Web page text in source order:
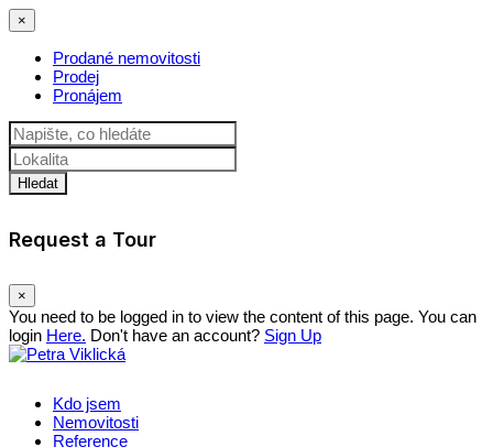
×
Prodané nemovitosti
Prodej
Pronájem
Hledat
Request a Tour
×
You need to be logged in to view the content of this page. You can
login Here. Don't have an account? Sign Up
Kdo jsem
Nemovitosti
Reference